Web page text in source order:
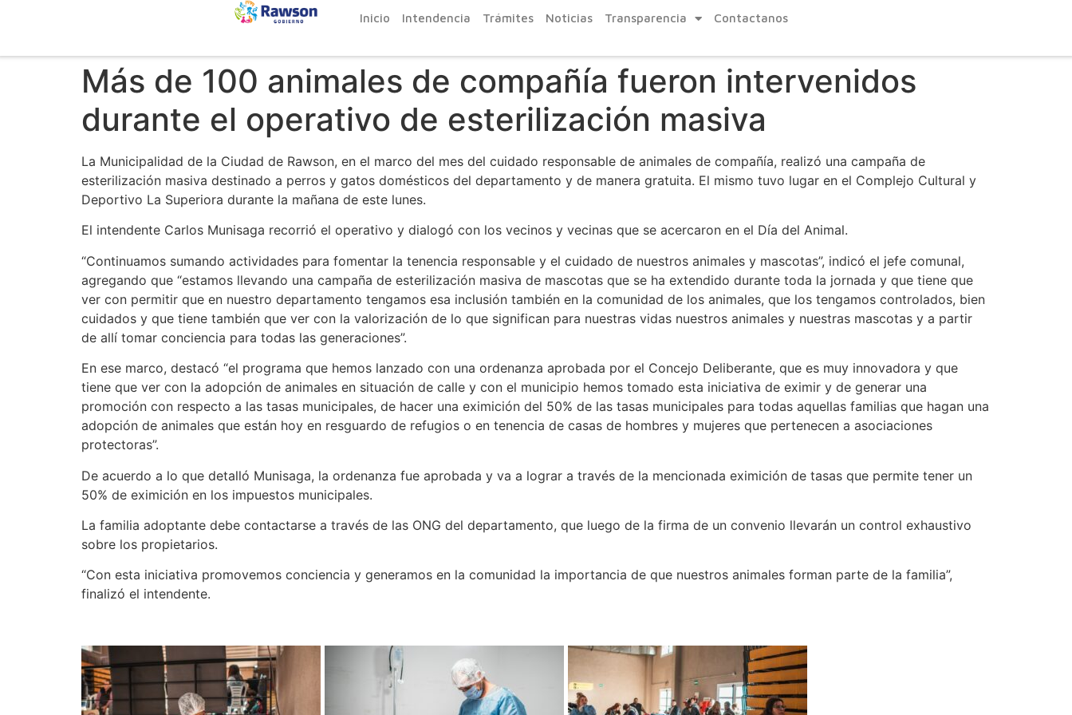
Inicio Intendencia Trámites Noticias Transparencia Contactanos
Más de 100 animales de compañía fueron intervenidos
durante el operativo de esterilización masiva
La Municipalidad de la Ciudad de Rawson, en el marco del mes del cuidado responsable de animales de compañía, realizó una campaña de
esterilización masiva destinado a perros y gatos domésticos del departamento y de manera gratuita. El mismo tuvo lugar en el Complejo Cultural y
Deportivo La Superiora durante la mañana de este lunes.
El intendente Carlos Munisaga recorrió el operativo y dialogó con los vecinos y vecinas que se acercaron en el Día del Animal.
“Continuamos sumando actividades para fomentar la tenencia responsable y el cuidado de nuestros animales y mascotas”, indicó el jefe comunal,
agregando que “estamos llevando una campaña de esterilización masiva de mascotas que se ha extendido durante toda la jornada y que tiene que
ver con permitir que en nuestro departamento tengamos esa inclusión también en la comunidad de los animales, que los tengamos controlados, bien
cuidados y que tiene también que ver con la valorización de lo que significan para nuestras vidas nuestros animales y nuestras mascotas y a partir
de allí tomar conciencia para todas las generaciones”.
En ese marco, destacó “el programa que hemos lanzado con una ordenanza aprobada por el Concejo Deliberante, que es muy innovadora y que
tiene que ver con la adopción de animales en situación de calle y con el municipio hemos tomado esta iniciativa de eximir y de generar una
promoción con respecto a las tasas municipales, de hacer una eximición del 50% de las tasas municipales para todas aquellas familias que hagan una
adopción de animales que están hoy en resguardo de refugios o en tenencia de casas de hombres y mujeres que pertenecen a asociaciones
protectoras”.
De acuerdo a lo que detalló Munisaga, la ordenanza fue aprobada y va a lograr a través de la mencionada eximición de tasas que permite tener un
50% de eximición en los impuestos municipales.
La familia adoptante debe contactarse a través de las ONG del departamento, que luego de la firma de un convenio llevarán un control exhaustivo
sobre los propietarios.
“Con esta iniciativa promovemos conciencia y generamos en la comunidad la importancia de que nuestros animales forman parte de la familia”,
finalizó el intendente.